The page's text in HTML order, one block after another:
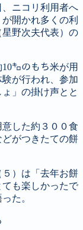
ニコリ利用者へ
開かれ多くの利
野次夫代表）の
㌔のもち米が用
が行われ、参加
」の掛け声とと
した約３００食
がつきたての餅
）は「去年お餅
も楽しかったで
た。